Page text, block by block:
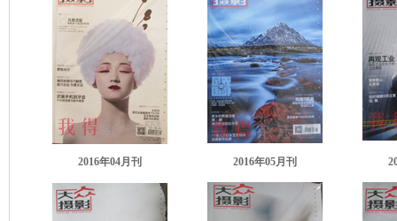
2016年04月刊 2016年05月刊